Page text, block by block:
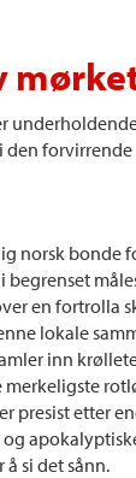
den
norsk bonde
begrenset
en fortrolla
lokale
inn
presist etter
og
si det sånn.